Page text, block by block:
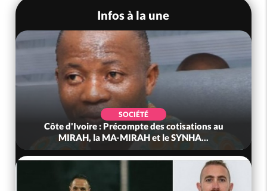
Infos à la une
SOCIÉTÉ
Côte d'Ivoire : Précompte des cotisations au
MIRAH, la MA-MIRAH et le SYNHA...